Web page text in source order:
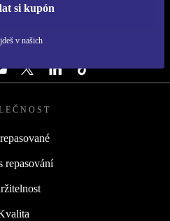
si kupón
v našich
- RETHINK NEW.
NÁS
repasování